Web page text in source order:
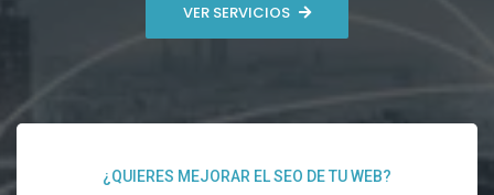
VER SERVICIOS
¿QUIERES MEJORAR EL SEO DE TU WEB?